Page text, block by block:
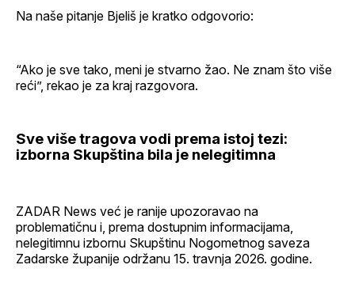
Na naše pitanje Bjeliš je kratko odgovorio:
“Ako je sve tako, meni je stvarno žao. Ne znam što više
reći”, rekao je za kraj razgovora.
Sve više tragova vodi prema istoj tezi:
izborna Skupština bila je nelegitimna
ZADAR News već je ranije upozoravao na
problematičnu i, prema dostupnim informacijama,
nelegitimnu izbornu Skupštinu Nogometnog saveza
Zadarske županije održanu 15. travnja 2026. godine.